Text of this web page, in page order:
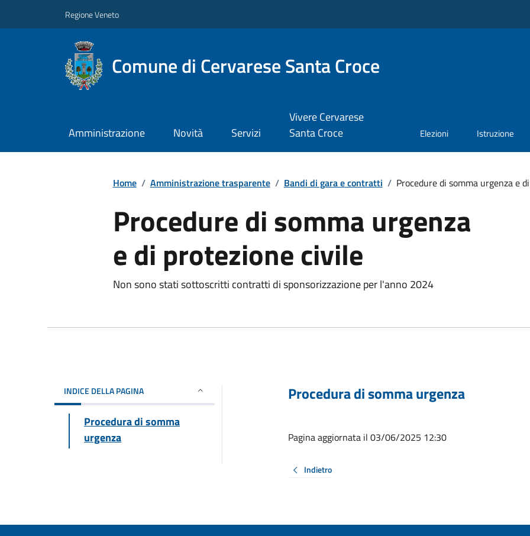
Regione Veneto
Comune di Cervarese Santa Croce
Amministrazione Novità Servizi
Vivere Cervarese
Santa Croce
Elezioni Istruzione
Home / Amministrazione trasparente / Bandi di gara e contratti / Procedure di somma urgenza e
Procedure di somma urgenza
e di protezione civile
Non sono stati sottoscritti contratti di sponsorizzazione per l'anno 2024
INDICE DELLA PAGINA
Procedura di somma
urgenza
Procedura di somma urgenza
Pagina aggiornata il 03/06/2025 12:30
Indietro